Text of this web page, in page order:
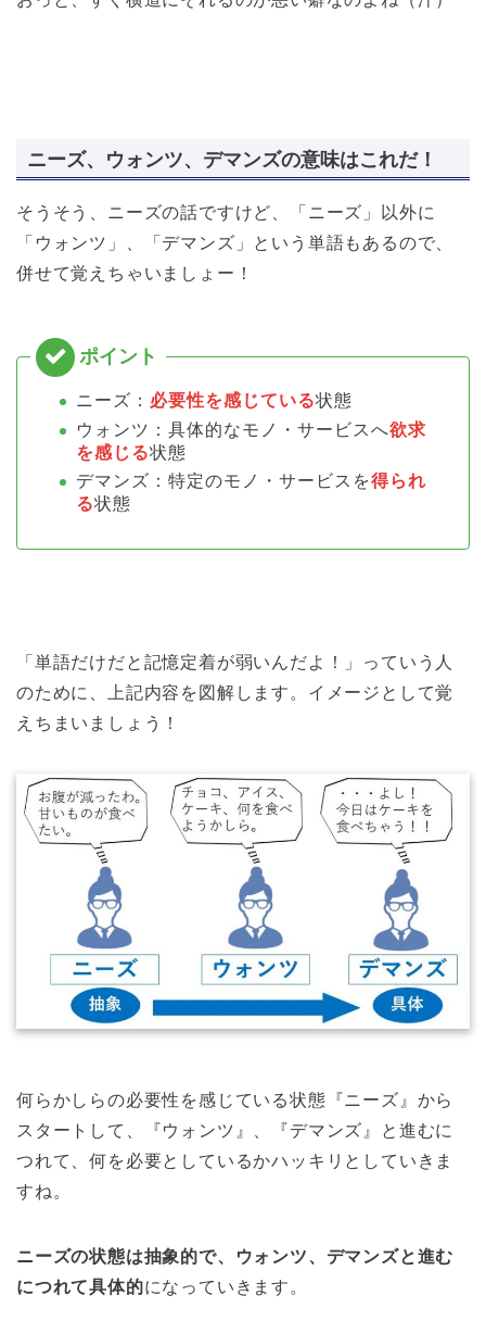
ニーズ、ウォンツ、デマンズの意味はこれだ！
そうそう、ニーズの話ですけど、「ニーズ」以外に
「ウォンツ」、「デマンズ」という単語もあるので、
併せて覚えちゃいましょー！
ニーズ： 必要性を感じている状態
ウォンツ：具体的なモノ・サービスへ欲求
を感じる状態
デマンズ：特定のモノ・サービスを得られ
る状態
「単語だけだと記憶定着が弱いんだよ！」っていう人
のために、上記内容を図解します。イメージとして覚
えちまいましょう！
何らかしらの必要性を感じている状態『ニーズ』から
スタートして、『ウォンツ』、『デマンズ』と進むに
つれて、何を必要としているかハッキリとしていきま
すね。
ニーズの状態は抽象的で、ウォンツ、デマンズと進む
につれて具体的になっていきます。